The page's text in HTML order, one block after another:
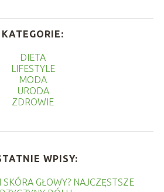
KATEGORIE:
DIETA
LIFESTYLE
MODA
URODA
ZDROWIE
WPISY:
GŁOWY? NAJCZĘSTSZE